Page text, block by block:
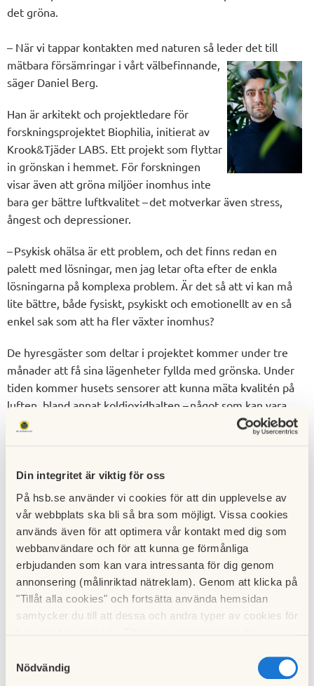
Din integritet är viktig för oss
På hsb.se använder vi cookies för att din upplevelse av
vår webbplats ska bli så bra som möjligt. Vissa cookies
används även för att optimera vår kontakt med dig som
webbanvändare och för att kunna ge förmånliga
erbjudanden som kan vara intressanta för dig genom
annonsering (målinriktad nätreklam). Genom att klicka på
"Tillåt alla cookies" och fortsätta använda hemsidan
samtycker du till att dessa och andra typer av cookies för
cookies och välja att endast tillåta ett urval.
Nödvändig
det gröna.
– När vi tappar kontakten med naturen så leder det till
mätbara försämringar i vårt välbefinnande,
säger Daniel Berg.
Han är arkitekt och projektledare för
forskningsprojektet Biophilia, initierat av
Krook&Tjäder LABS. Ett projekt som flyttar
in grönskan i hemmet. För forskningen
visar även att gröna miljöer inomhus inte
bara ger bättre luftkvalitet – det motverkar även stress,
ångest och depressioner.
– Psykisk ohälsa är ett problem, och det finns redan en
palett med lösningar, men jag letar ofta efter de enkla
lösningarna på komplexa problem. Är det så att vi kan må
lite bättre, både fysiskt, psykiskt och emotionellt av en så
enkel sak som att ha fler växter inomhus?
De hyresgäster som deltar i projektet kommer under tre
månader att få sina lägenheter fyllda med grönska. Under
tiden kommer husets sensorer att kunna mäta kvalitén på
luften, bland annat koldioxidhalten – något som kan vara
extra viktigt på platser som ett hemmakontor där man
kanske tillbringar många timmar i sträck framför datorn.
– Det ska vara ganska rejält med växter för att det verkligen
ska bli en mätbar skillnad. Samtidigt ska det vara
applicerbart och användbart, det finns oftast inte plats för
en massa träd.
Hur grönskan påverkar måendet kommer att mätas genom
samtal och enkäter till de boende.
– Hur upplever de sina tre månader med grönska? Vi
bättre i sina hem, säger Daniel Berg.